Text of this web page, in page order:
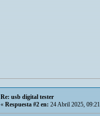
Re: usb digital tester
«Respuesta #2 en:24 Abril 2025,